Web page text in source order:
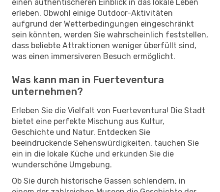
einen authentischeren Einblick in das lokale Leben
erleben. Obwohl einige Outdoor-Aktivitäten
aufgrund der Wetterbedingungen eingeschränkt
sein könnten, werden Sie wahrscheinlich feststellen,
dass beliebte Attraktionen weniger überfüllt sind,
was einen immersiveren Besuch ermöglicht.
Was kann man in Fuerteventura
unternehmen?
Erleben Sie die Vielfalt von Fuerteventura! Die Stadt
bietet eine perfekte Mischung aus Kultur,
Geschichte und Natur. Entdecken Sie
beeindruckende Sehenswürdigkeiten, tauchen Sie
ein in die lokale Küche und erkunden Sie die
wunderschöne Umgebung.
Ob Sie durch historische Gassen schlendern, in